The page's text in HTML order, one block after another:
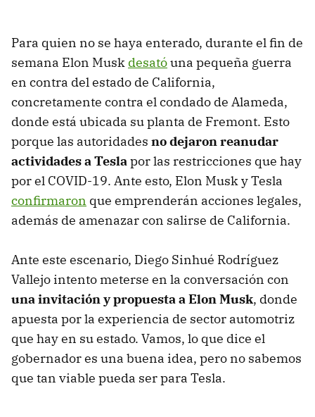
Para quien no se haya enterado, durante el fin de
semana Elon Musk desatóuna pequeña guerra
en contra del estado de California,
concretamente contra el condado de Alameda,
donde está ubicada su planta de Fremont. Esto
porque las autoridades no dejaron reanudar
actividades a Teslapor las restricciones que hay
por el COVID-19. Ante esto, Elon Musk y Tesla
confirmaron que emprenderán acciones legales,
además de amenazar con salirse de California.
Ante este escenario, Diego Sinhué Rodríguez
Vallejo intento meterse en la conversación con
una invitación y propuesta a Elon Musk, donde
apuesta por la experiencia de sector automotriz
que hay en su estado. Vamos, lo que dice el
gobernador es una buena idea, pero no sabemos
que tan viable pueda ser para Tesla.